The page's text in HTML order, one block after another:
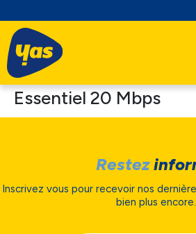
Essentiel 20 Mbps
Restez
Inscrivez vous pour recevoir nos
bien plus encore.